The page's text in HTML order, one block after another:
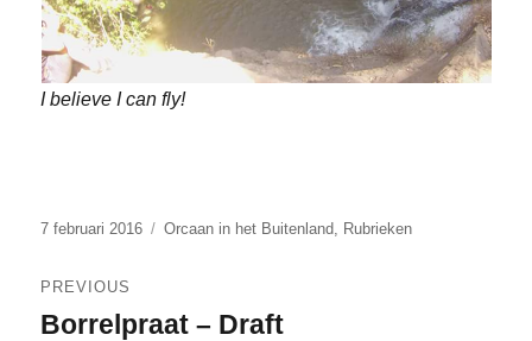
I believe I can fly!
Posted
7 februari 2016 Categories
Orcaan in het Buitenland Rubrieken
navigatie
PREVIOUS
Previous
Borrelpraat – Draft